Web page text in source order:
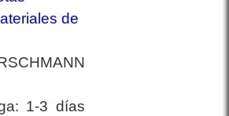
de
1-3 días